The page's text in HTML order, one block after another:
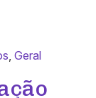
, Geral